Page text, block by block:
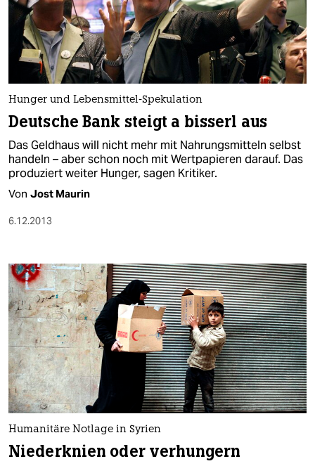
gesellschaft
kultur
sport
berlin
wahrheit
verlag
verlag
shop
fragen & hilfe
unterstützen
abo
genossenschaft
Hunger und Lebensmittel-Spekulation
Deutsche Bank steigt a bisserl aus
Das Geldhaus will nicht mehr mit Nahrungsmitteln selbst
handeln – aber schon noch mit Wertpapieren darauf. Das
produziert weiter Hunger, sagen Kritiker.
Von Jost Maurin
6.12.2013
Humanitäre Notlage in Syrien
Niederknien oder verhungern